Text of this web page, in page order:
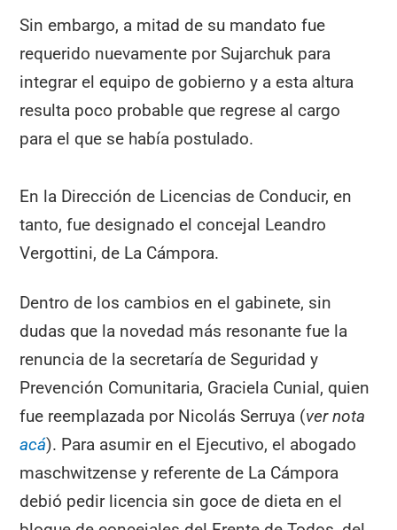
Sin embargo, a mitad de su mandato fue
requerido nuevamente por Sujarchuk para
integrar el equipo de gobierno y a esta altura
resulta poco probable que regrese al cargo
para el que se había postulado.
En la Dirección de Licencias de Conducir, en
tanto, fue designado el concejal Leandro
Vergottini, de La Cámpora.
Dentro de los cambios en el gabinete, sin
dudas que la novedad más resonante fue la
renuncia de la secretaría de Seguridad y
Prevención Comunitaria, Graciela Cunial, quien
fue reemplazada por Nicolás Serruya (ver nota
acá). Para asumir en el Ejecutivo, el abogado
maschwitzense y referente de La Cámpora
debió pedir licencia sin goce de dieta en el